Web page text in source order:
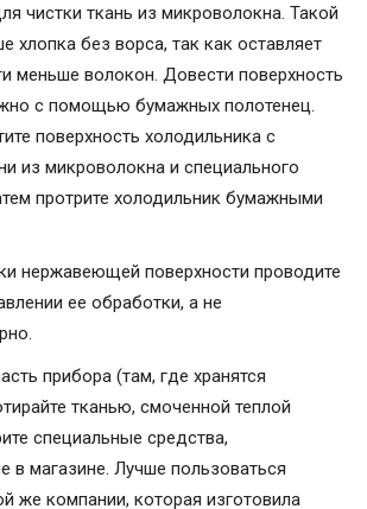
чистки ткань из микроволокна. Такой
хлопка без ворса, так как оставляет
меньше волокон. Довести поверхность
с помощью бумажных полотенец.
поверхность холодильника с
из микроволокна и специального
протрите холодильник бумажными
нержавеющей поверхности проводите
ее обработки, а не
прибора (там, где хранятся
тканью, смоченной теплой
специальные средства,
в магазине. Лучше пользоваться
же компании, которая изготовила